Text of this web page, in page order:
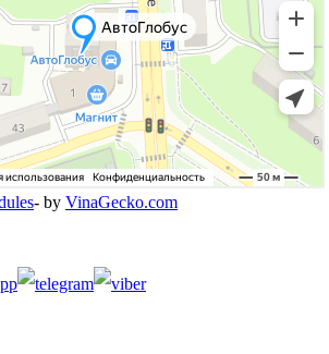
- by VinaGecko.com